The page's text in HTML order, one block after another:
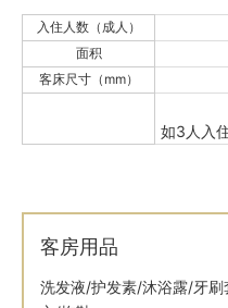
入住人数（成人）
面积
客床尺寸（mm）
如3人入
客房用品
洗发液/护发素/沐浴露/牙